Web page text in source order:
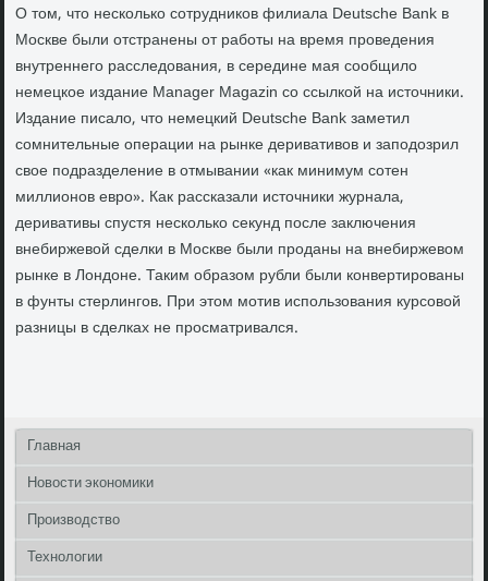
О том, что несколько сотрудников филиала Deutsche Bank в
Москве были отстранены от работы на время проведения
внутреннего расследования, в середине мая сообщило
немецкое издание Manager Magazin со ссылкой на источники.
Издание писало, что немецкий Deutsche Bank заметил
сомнительные операции на рынке деривативов и заподозрил
свое подразделение в отмывании «как минимум сотен
миллионов евро». Как рассказали источники журнала,
деривативы спустя несколько секунд после заключения
внебиржевой сделки в Москве были проданы на внебиржевом
рынке в Лондоне. Таким образом рубли были конвертированы
в фунты стерлингов. При этом мотив использования курсовой
разницы в сделках не просматривался.
Главная
Новости экономики
Производство
Технологии